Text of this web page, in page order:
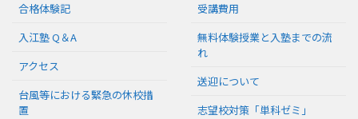
合格体験記
入江塾 Q＆A
アクセス
台風等における緊急の休校措
置
受講費用
無料体験授業と入塾までの流
れ
送迎について
志望校対策「単科ゼミ」